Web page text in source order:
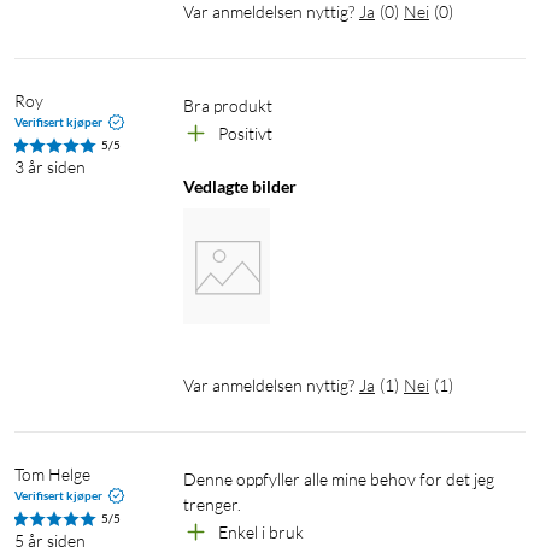
Var anmeldelsen nyttig? Ja (0) Nei (0)
Roy
Verifisert kjøper
5/5
3 år siden
Bra produkt
Positivt
Vedlagte bilder
Var anmeldelsen nyttig? Ja (1) Nei (1)
Tom Helge
Verifisert kjøper
5/5
5 år siden
Denne oppfyller alle mine behov for det jeg
trenger.
Enkel i bruk